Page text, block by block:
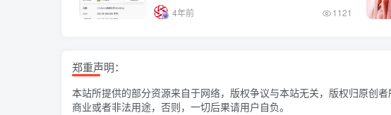
4年前 1121
郑重声明：
本站所提供的部分资源来自于网络，版权争议与本站无关，版权归原创
商业或者非法用途，否则，一切后果请用户自负。